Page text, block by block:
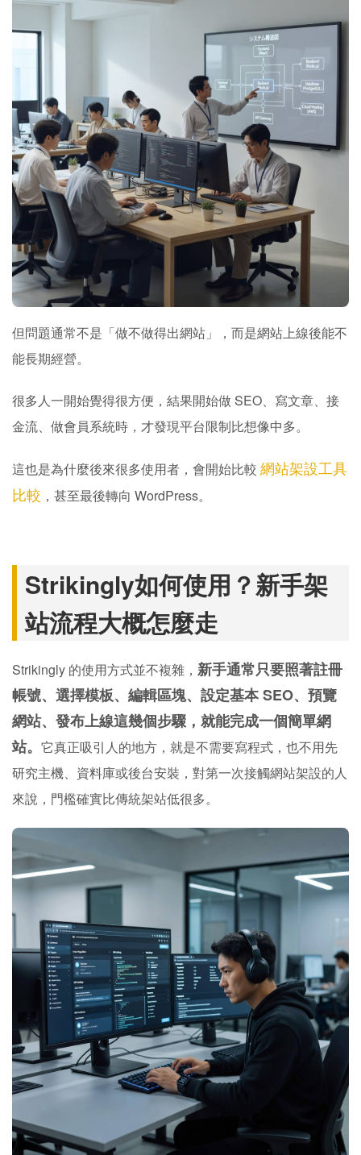
但問題通常不是「做不做得出網站」，而是網站上線後能不
能長期經營。
很多人一開始覺得很方便，結果開始做 SEO、寫文章、接
金流、做會員系統時，才發現平台限制比想像中多。
這也是為什麼後來很多使用者，會開始比較 網站架設工具
比較 ，甚至最後轉向 WordPress。
Strikingly如何使用？新手架
站流程大概怎麼走
Strikingly 的使用方式並不複雜， 新手通常只要照著註冊
帳號、選擇模板、編輯區塊、設定基本 SEO、預覽
網站、發布上線這幾個步驟，就能完成一個簡單網
站。 它真正吸引人的地方，就是不需要寫程式，也不用先
研究主機、資料庫或後台安裝，對第一次接觸網站架設的人
來說，門檻確實比傳統架站低很多。